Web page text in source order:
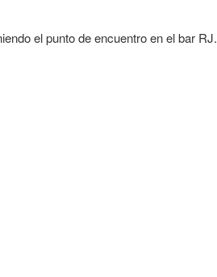
el punto de encuentro en el bar RJ.